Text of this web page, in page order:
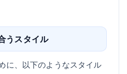
うスタイル
に、以下のようなスタイル